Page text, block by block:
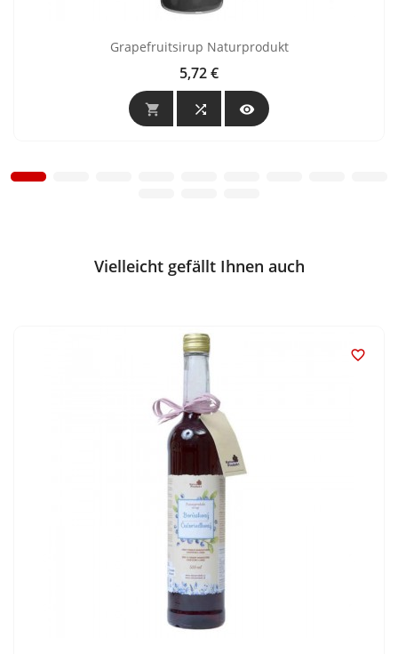
Grapefruitsirup Naturprodukt
Preis
5,72 €
  
Vielleicht gefällt Ihnen auch
